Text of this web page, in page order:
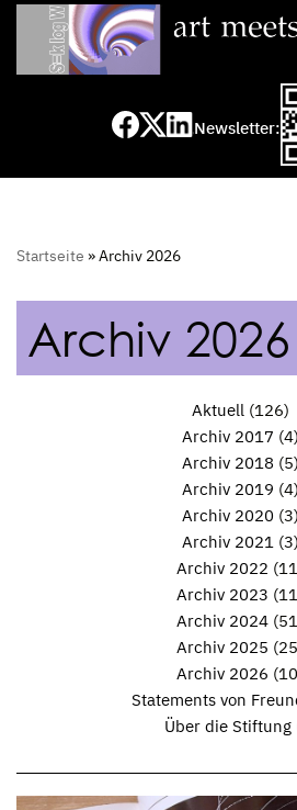
Zum
Newsletter:
Startseite »Archiv 2026
Archiv 2026
Aktuell(126)
Archiv 2017 (4)
Archiv 2018 (5)
Archiv 2019 (4)
Archiv 2020 (3)
Archiv 2021(3)
Archiv 2022
Archiv 2023
Archiv 2024
Archiv 2025
Archiv 2026
Statements von
Über die Stiftung